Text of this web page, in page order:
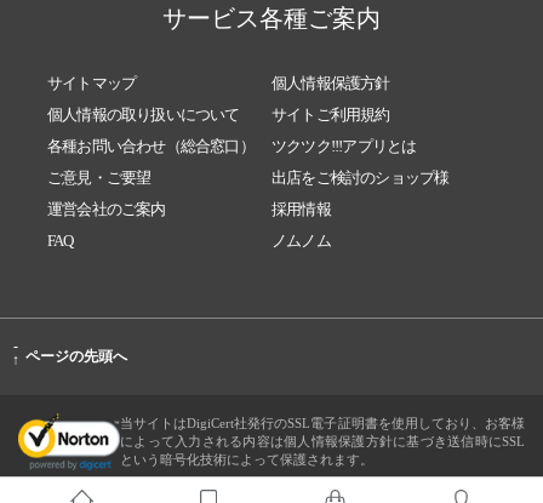
サービス各種ご案内
サイトマップ
個人情報保護方針
個人情報の取り扱いについて
サイトご利用規約
各種お問い合わせ（総合窓口）
ツクツク!!!アプリとは
ご意見・ご要望
出店をご検討のショップ様
運営会社のご案内
採用情報
FAQ
ノムノム
-
↑ ページの先頭へ
当サイトはDigiCert社発行のSSL電子証明書を使用しており、お客様
によって入力される内容は個人情報保護方針に基づき送信時にSSL
という暗号化技術によって保護されます。